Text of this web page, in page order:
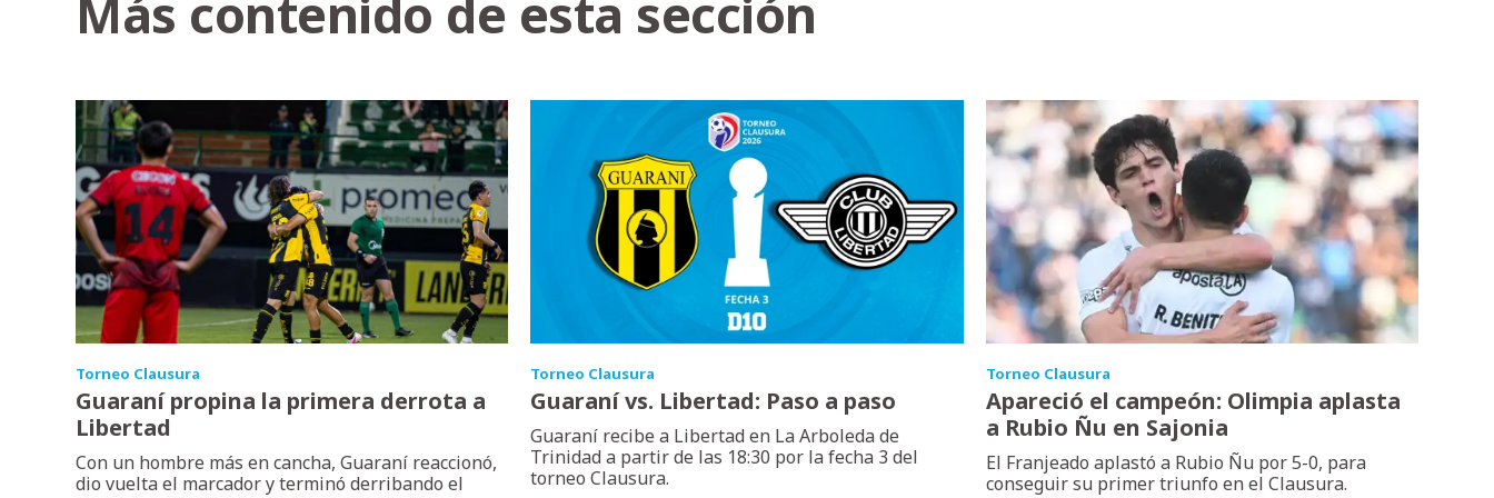
Más contenido de esta sección
Torneo Clausura
Guaraní propina la primera derrota a
Libertad
Con un hombre más en cancha, Guaraní reaccionó,
dio vuelta el marcador y terminó derribando el
Torneo Clausura
Guaraní vs. Libertad: Paso a paso
Guaraní recibe a Libertad en La Arboleda de
Trinidad a partir de las 18:30 por la fecha 3 del
torneo Clausura.
Torneo Clausura
Apareció el campeón: Olimpia aplasta
a Rubio Ñu en Sajonia
El Franjeado aplastó a Rubio Ñu por 5-0, para
conseguir su primer triunfo en el Clausura.